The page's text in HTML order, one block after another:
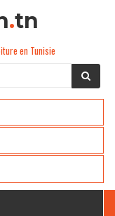
.tn
en Tunisie